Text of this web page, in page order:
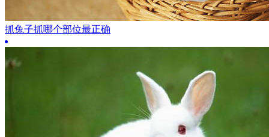
抓兔子抓哪个部位最正确